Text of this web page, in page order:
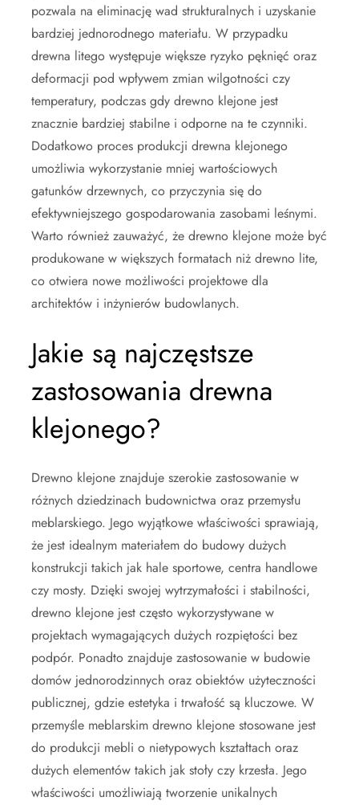
pozwala na eliminację wad strukturalnych i uzyskanie
bardziej jednorodnego materiału. W przypadku
drewna litego występuje większe ryzyko pęknięć oraz
deformacji pod wpływem zmian wilgotności czy
temperatury, podczas gdy drewno klejone jest
znacznie bardziej stabilne i odporne na te czynniki.
Dodatkowo proces produkcji drewna klejonego
umożliwia wykorzystanie mniej wartościowych
gatunków drzewnych, co przyczynia się do
efektywniejszego gospodarowania zasobami leśnymi.
Warto również zauważyć, że drewno klejone może być
produkowane w większych formatach niż drewno lite,
co otwiera nowe możliwości projektowe dla
architektów i inżynierów budowlanych.
Jakie są najczęstsze
zastosowania drewna
klejonego?
Drewno klejone znajduje szerokie zastosowanie w
różnych dziedzinach budownictwa oraz przemysłu
meblarskiego. Jego wyjątkowe właściwości sprawiają,
że jest idealnym materiałem do budowy dużych
konstrukcji takich jak hale sportowe, centra handlowe
czy mosty. Dzięki swojej wytrzymałości i stabilności,
drewno klejone jest często wykorzystywane w
projektach wymagających dużych rozpiętości bez
podpór. Ponadto znajduje zastosowanie w budowie
domów jednorodzinnych oraz obiektów użyteczności
publicznej, gdzie estetyka i trwałość są kluczowe. W
przemyśle meblarskim drewno klejone stosowane jest
do produkcji mebli o nietypowych kształtach oraz
dużych elementów takich jak stoły czy krzesła. Jego
właściwości umożliwiają tworzenie unikalnych